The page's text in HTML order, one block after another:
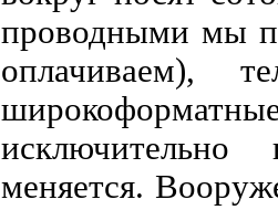
проводными мы
оплачиваем),
меняется.